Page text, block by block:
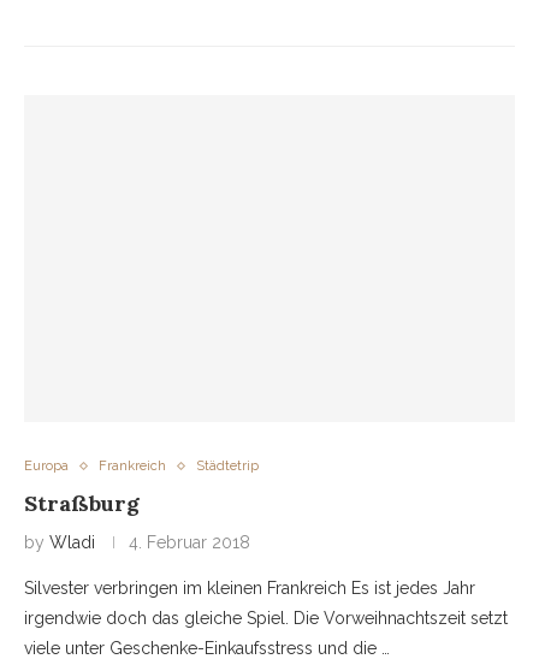
Europa Frankreich Städtetrip
Straßburg
by Wladi 4. Februar 2018
Silvester verbringen im kleinen Frankreich Es ist jedes Jahr
irgendwie doch das gleiche Spiel. Die Vorweihnachtszeit setzt
viele unter Geschenke-Einkaufsstress und die …